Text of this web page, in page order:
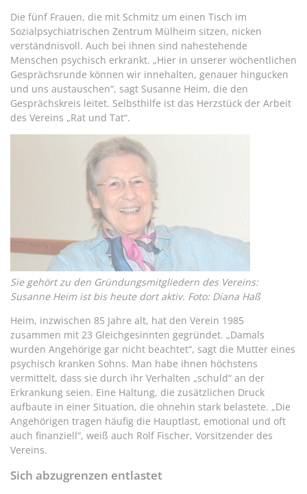
Die fünf Frauen, die mit Schmitz um einen Tisch im
Sozialpsychiatrischen Zentrum Mülheim sitzen, nicken
verständnisvoll. Auch bei ihnen sind nahestehende
Menschen psychisch erkrankt. „Hier in unserer wöchentlichen
Gesprächsrunde können wir innehalten, genauer hingucken
und uns austauschen“, sagt Susanne Heim, die den
Gesprächskreis leitet. Selbsthilfe ist das Herzstück der Arbeit
des Vereins „Rat und Tat“.
Sie gehört zu den Gründungsmitgliedern des Vereins:
Susanne Heim ist bis heute dort aktiv. Foto: Diana Haß
Heim, inzwischen 85 Jahre alt, hat den Verein 1985
zusammen mit 23 Gleichgesinnten gegründet. „Damals
wurden Angehörige gar nicht beachtet“, sagt die Mutter eines
psychisch kranken Sohns. Man habe ihnen höchstens
vermittelt, dass sie durch ihr Verhalten „schuld“ an der
Erkrankung seien. Eine Haltung, die zusätzlichen Druck
aufbaute in einer Situation, die ohnehin stark belastete. „Die
Angehörigen tragen häufig die Hauptlast, emotional und oft
auch finanziell“, weiß auch Rolf Fischer, Vorsitzender des
Vereins.
Sich abzugrenzen entlastet